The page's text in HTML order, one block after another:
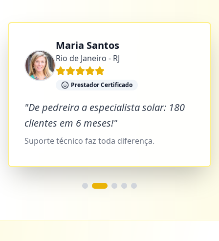
Maria Santos
Rio de Janeiro - RJ
Prestador Certificado
"De pedreira a especialista solar: 180
clientes em 6 meses!"
Suporte técnico faz toda diferença.